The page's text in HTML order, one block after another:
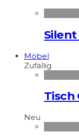
Möbel
Zufällig
Tisch
Neu